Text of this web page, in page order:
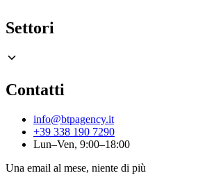
Settori
Contatti
info@btpagency.it
+39 338 190 7290
Lun–Ven, 9:00–18:00
Una email al mese, niente di più